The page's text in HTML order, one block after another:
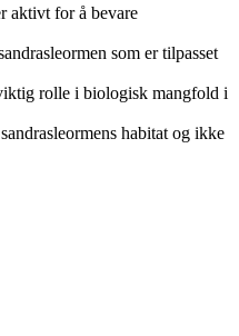
aktivt for å bevare
som er tilpasset
rolle i biologisk mangfold i
habitat og ikke